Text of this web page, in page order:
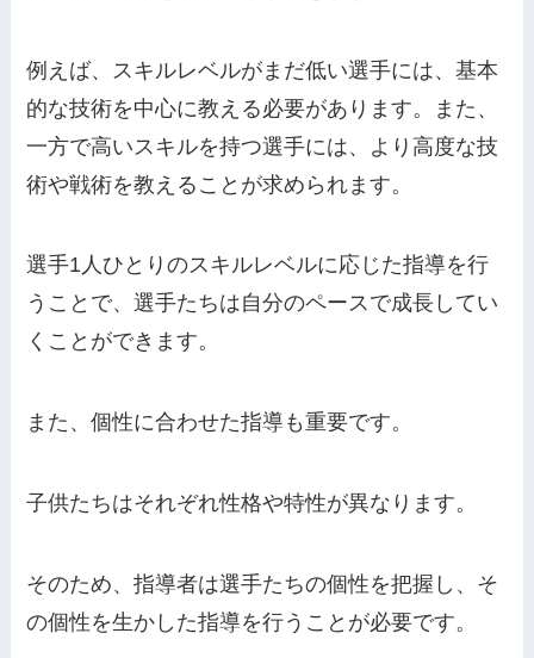
例えば、スキルレベルがまだ低い選手には、基本
的な技術を中心に教える必要があります。また、
一方で高いスキルを持つ選手には、より高度な技
術や戦術を教えることが求められます。
選手1人ひとりのスキルレベルに応じた指導を行
うことで、選手たちは自分のペースで成長してい
くことができます。
また、個性に合わせた指導も重要です。
子供たちはそれぞれ性格や特性が異なります。
そのため、指導者は選手たちの個性を把握し、そ
の個性を生かした指導を行うことが必要です。